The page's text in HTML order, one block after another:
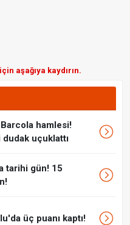
aşağıya kaydırın.
hamlesi!
uçuklattı
tarihi gün! 15
üç puanı kaptı!